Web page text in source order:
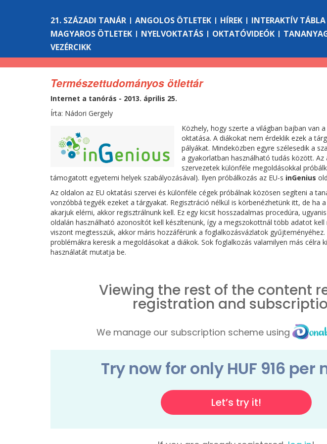
21. SZÁZADI TANÁR ANGOLOS ÖTLETEK HÍREK INTERAKTÍV
MAGYAROS ÖTLETEK
NYELVOKTATÁS OKTATÓVIDEÓK
VEZÉRCIKK
Természettudományos ötlettár
Internet a tanórás - 2013. április 25.
Írta: Nádori Gergely
Közhely, hogy szerte a világban bajban van
oktatása. A diákokat nem érdeklik ezek a
pályákat. Mindeközben egyre szélesedik a
a gyakorlatban használható tudás között.
szervezetek különféle megoldásokkal
támogatott egyetemi helyek szabályozásával). Ilyen próbálkozás az EU-s inGenius
Az oldalon az EU oktatási szervei és különféle cégek próbálnak közösen segíteni a
vonzóbbá tegyék ezeket a tárgyakat. Regisztráció nélkül is körbenézhetünk itt, de ha
akarjuk elérni, akkor regisztrálnunk kell. Ez egy kicsit hosszadalmas procedúra,
oldalán használható azonosítót kell készítenünk, így a megszokottnál több adatot kell
viszont megtesszük, akkor máris hozzáférünk a foglalkozásvázlatok gyűjteményéhez.
problémákra keresik a megoldásokat a diákok. Sok foglalkozás valamilyen más célra
használatát mutatja be.